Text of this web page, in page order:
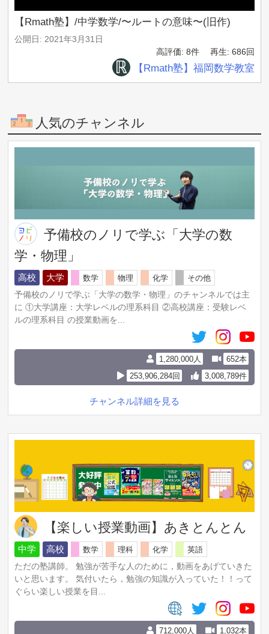
noto / 2nd single『Telescope』（feat.みきなつみ）
noto公式YouTubeチャンネルにてMusic Video フルver.が公
【noto -『Telescope』】
https://youtu.be/2-J5QZJ43OM
QxSxyg/featured
【Rmath塾】/中学数学/〜ルートの意味〜(旧作)
公開日: 2021年3月31日
再生: 686回
高評価: 8件
【Rmath塾】福岡数学教室
人気のチャンネル
予備校のノリで学ぶ「大学の数
学・物理」
高校 大学 数学 物理 化学
その他
予備校のノリで学ぶ「大学の数学・物理」のチャンネルでは主
に ①大学講座：大学レベルの理系科目 ②高校講座：受験レベ
ルの理系科目 の授業動画を...
1,280,000人
652本
253,906,284回
3,008,789件
チャンネル詳細を見る
【楽しい授業動画】あきとんとん
中学 高校 数学 理科 化学
英語
ただの塾講師。 勉強が苦手な人のために，動画をあげていきた
いと思います。 気付いたら，勉強の知識が入っていた！！って
ぐらい楽しい授業を目...
712,000人 1,032本